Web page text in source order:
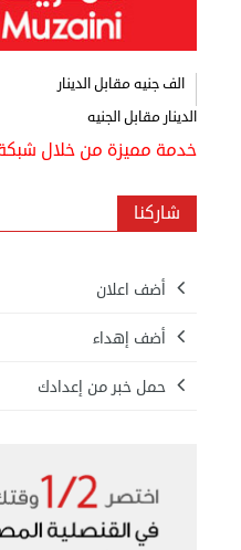
الف جنيه مقابل الدينار
الدينار مقابل الجنيه
خدمة مميزة من خلال شبكة
شاركنا
أضف اعلان
أضف إهداء
حمل خبر من إعدادك